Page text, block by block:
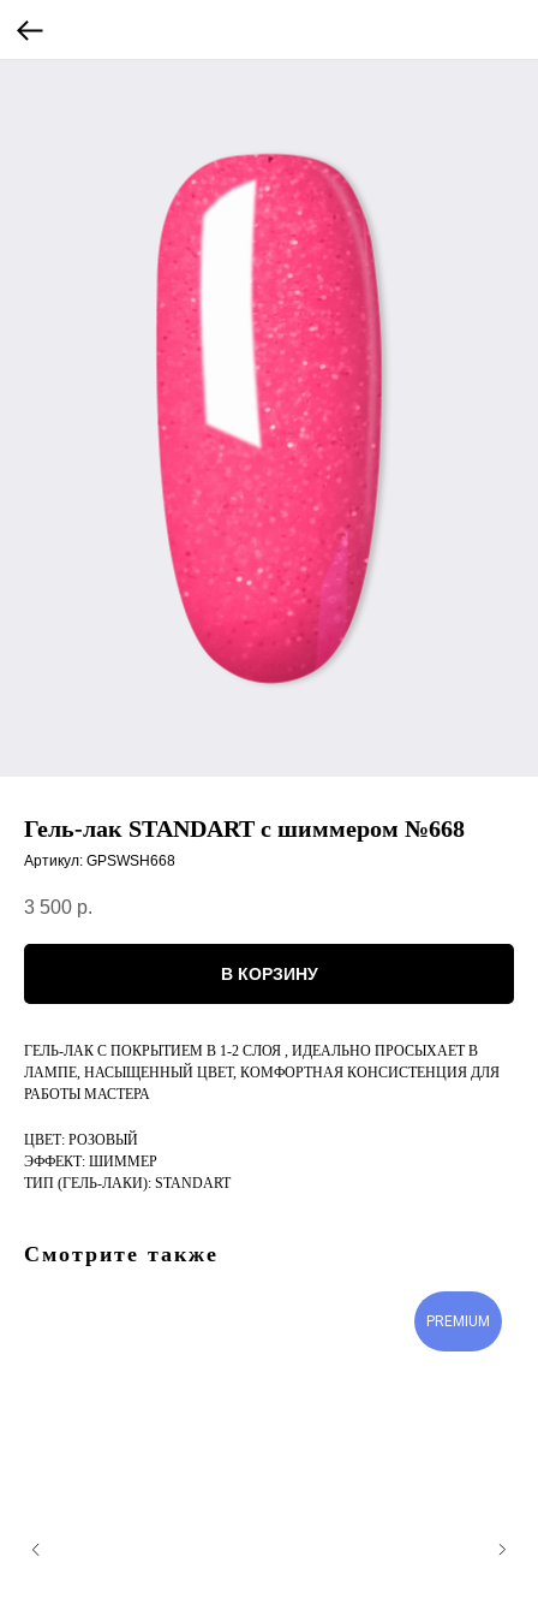
Гель-лак STANDART с шиммером №668
Артикул: GPSWSH668
3 500 р.
В КОРЗИНУ
ГЕЛЬ-ЛАК С ПОКРЫТИЕМ В 1-2 СЛОЯ , ИДЕАЛЬНО ПРОСЫХАЕТ В
ЛАМПЕ, НАСЫЩЕННЫЙ ЦВЕТ, КОМФОРТНАЯ КОНСИСТЕНЦИЯ ДЛЯ
РАБОТЫ МАСТЕРА
ЦВЕТ: РОЗОВЫЙ
ЭФФЕКТ: ШИММЕР
ТИП (ГЕЛЬ-ЛАКИ): STANDART
Смотрите также
PREMIUM